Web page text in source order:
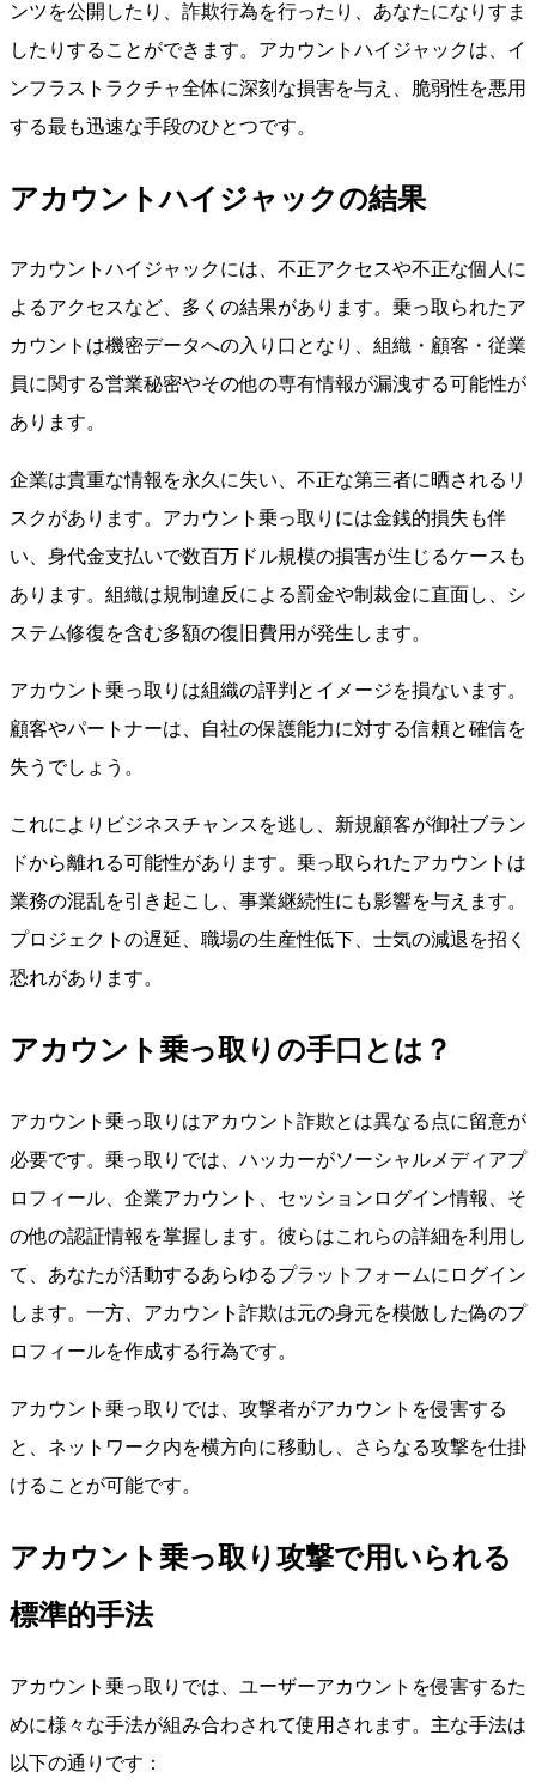
ンツを公開したり、詐欺行為を行ったり、あなたになりすま
したりすることができます。アカウントハイジャックは、イ
ンフラストラクチャ全体に深刻な損害を与え、脆弱性を悪用
する最も迅速な手段のひとつです。
アカウントハイジャックの結果
アカウントハイジャックには、不正アクセスや不正な個人に
よるアクセスなど、多くの結果があります。乗っ取られたア
カウントは機密データへの入り口となり、組織・顧客・従業
員に関する営業秘密やその他の専有情報が漏洩する可能性が
あります。
企業は貴重な情報を永久に失い、不正な第三者に晒されるリ
スクがあります。アカウント乗っ取りには金銭的損失も伴
い、身代金支払いで数百万ドル規模の損害が生じるケースも
あります。組織は規制違反による罰金や制裁金に直面し、シ
ステム修復を含む多額の復旧費用が発生します。
アカウント乗っ取りは組織の評判とイメージを損ないます。
顧客やパートナーは、自社の保護能力に対する信頼と確信を
失うでしょう。
これによりビジネスチャンスを逃し、新規顧客が御社ブラン
ドから離れる可能性があります。乗っ取られたアカウントは
業務の混乱を引き起こし、事業継続性にも影響を与えます。
プロジェクトの遅延、職場の生産性低下、士気の減退を招く
恐れがあります。
アカウント乗っ取りの手口とは？
アカウント乗っ取りはアカウント詐欺とは異なる点に留意が
必要です。乗っ取りでは、ハッカーがソーシャルメディアプ
ロフィール、企業アカウント、セッションログイン情報、そ
の他の認証情報を掌握します。彼らはこれらの詳細を利用し
て、あなたが活動するあらゆるプラットフォームにログイン
します。一方、アカウント詐欺は元の身元を模倣した偽のプ
ロフィールを作成する行為です。
アカウント乗っ取りでは、攻撃者がアカウントを侵害する
と、ネットワーク内を横方向に移動し、さらなる攻撃を仕掛
けることが可能です。
アカウント乗っ取り攻撃で用いられる
標準的手法
アカウント乗っ取りでは、ユーザーアカウントを侵害するた
めに様々な手法が組み合わされて使用されます。主な手法は
以下の通りです：